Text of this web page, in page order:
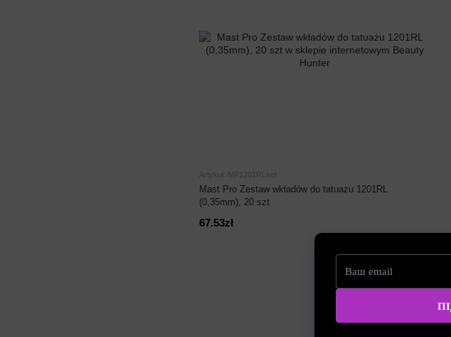
Artykuł: MP1201RLset
Mast Pro Zestaw wkładów do tatuażu 1201RL
(0,35mm), 20 szt
67.53zł